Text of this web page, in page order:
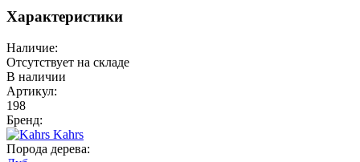
Характеристики
Наличие:
Отсутствует на складе
В наличии
Артикул:
198
Бренд:
Kahrs
Порода дерева: